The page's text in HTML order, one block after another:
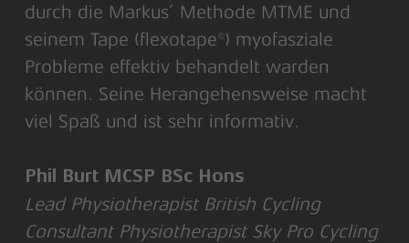
durch die Markus’ Methode MTME und
seinem Tape (flexotape®) myofasziale
Probleme effektiv behandelt warden
können. Seine Herangehensweise macht
viel Spaß und ist sehr informativ.
Phil Burt MCSP BSc Hons
Lead Physiotherapist British Cycling
Consultant Physiotherapist Sky Pro Cycling